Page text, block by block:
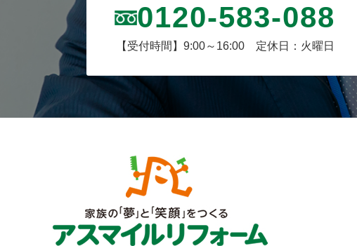
0120-583-088
【受付時間】9:00～16:00 定休日：火曜日